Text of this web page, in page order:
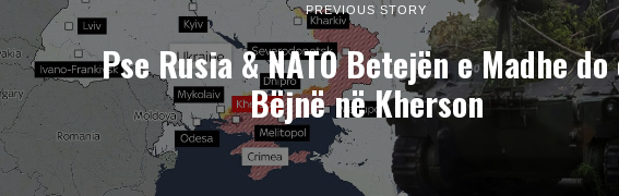
PREVIOUS STORY
Pse Rusia & NATO Betejën e Madhe do
Bëjnë në Kherson